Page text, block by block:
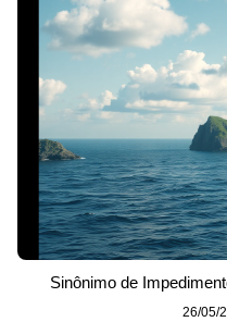
Sinônimo de
26/05/